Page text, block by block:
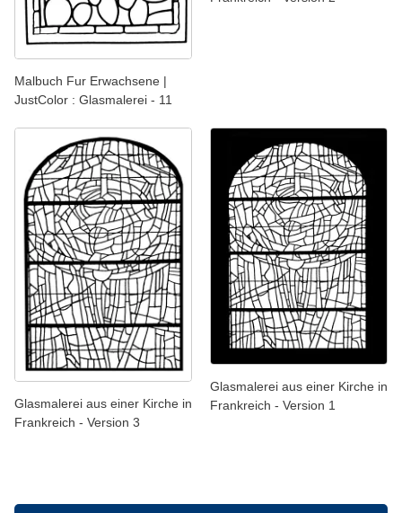
Malbuch Fur Erwachsene |
JustColor : Glasmalerei - 11
Glasmalerei aus einer Kirche in
Frankreich - Version 3
Glasmalerei aus einer Kirche in
Frankreich - Version 1